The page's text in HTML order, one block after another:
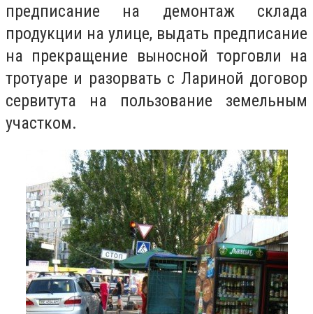
предписание на демонтаж склада
продукции на улице, выдать предписание
на прекращение выносной торговли на
тротуаре и разорвать с Лариной договор
сервитута на пользование земельным
участком.